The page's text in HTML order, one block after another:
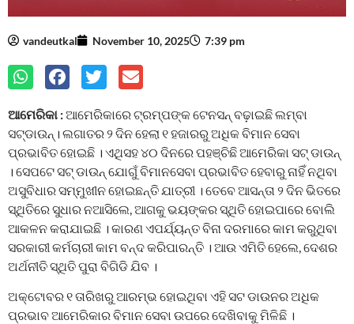
vandeutkal November 10, 2025 7:39 pm
ଆମେରିକା :ଆମେରିକାରେ ଟ୍ରମ୍ପଙ୍କ ଟେନସନ୍‌ ବଢ଼ାଇଛି ଲମ୍ବା
ସଟ୍‌ଡାଉନ୍‌। ଲଗାତର ୨ ଦିନ ହେଲା ୧ ହଜାରରୁ ଅଧିକ ବିମାନ ସେବା
ପ୍ରଭାବିତ ହୋଇଛି । ଏଥିସହ ୪୦ ଦିନରେ ପହଞ୍ଚିଛି ଆମେରିକା ସଟ୍‌ ଡାଉନ୍‌
। ସେପଟେ ସଟ୍‌ ଡାଉନ୍‌ ଯୋଗୁଁ ବିମାନସେବା ପ୍ରଭାବିତ ହେବାରୁ ନାହିଁ ନଥିବା
ଅସୁବିଧାର ସମ୍ମୁଖୀନ ହୋଇଛନ୍ତି ଯାତ୍ରୀ । ତେବେ ଆସନ୍ତା ୨ ଦିନ ଭିତରେ
ସ୍ଥିତିରେ ସୁଧାର ନଆସିଲେ, ଆଗକୁ ଭୟଙ୍କର ସ୍ଥିତି ହୋଇପାରେ ବୋଲି
ଆକଳନ କରାଯାଇଛି । କାରଣ ଏପର୍ଯ୍ୟନ୍ତ ବିନା ଦରମାରେ କାମ କରୁଥିବା
ସରକାରୀ କର୍ମଚାରୀ କାମ ବନ୍ଦ କରିପାରନ୍ତି । ଆଉ ଏମିତି ହେଲେ, ଦେଶର
ଅର୍ଥନୀତି ସ୍ଥିତି ପୁରା ବିଗିଡି ଯିବ ।
ଅକ୍ଟୋବର ୧ ତାରିଖରୁ ଆରମ୍ଭ ହୋଇଥିବା ଏହି ସଟ ଡାଉନର ଅଧିକ
ପ୍ରଭାବ ଆମେରିକାର ବିମାନ ସେବା ଉପରେ ଦେଖିବାକୁ ମିଳିଛି ।